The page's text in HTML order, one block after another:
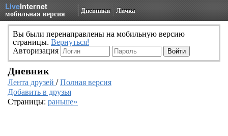
LiveInternet
мобильная версия Дневники Личка
Вы были перенаправлены на мобильную версию
страницы. Вернуться!
Авторизация
Дневник
Лента друзей /Полная версия
Добавить в друзья
Страницы: раньше»